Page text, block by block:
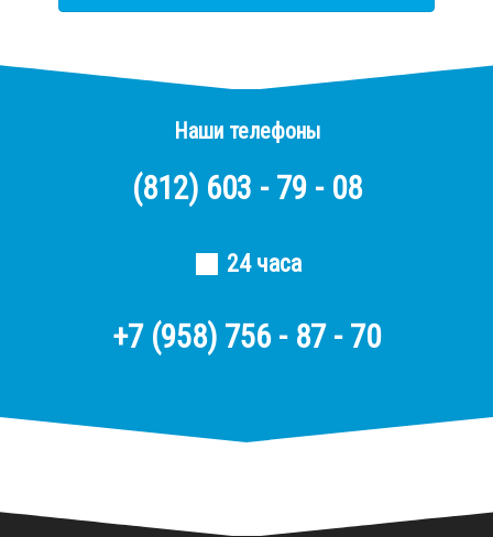
Наши телефоны
(812) 603 - 79 - 08
24 часа
+7 (958) 756 - 87 - 70